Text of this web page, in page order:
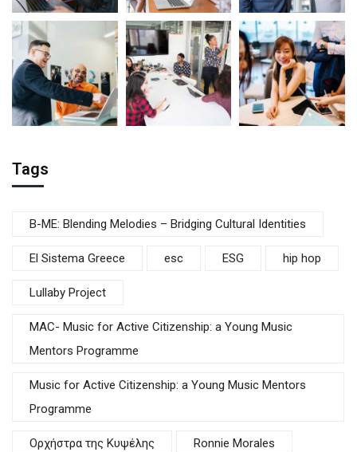
Tags
B-ME: Blending Melodies – Bridging Cultural Identities
El Sistema Greece esc ESG hip hop
Lullaby Project
MAC- Music for Active Citizenship: a Young Music
Mentors Programme
Music for Active Citizenship: a Young Music Mentors
Programme
Oρχήστρα της Κυψέλης Ronnie Morales